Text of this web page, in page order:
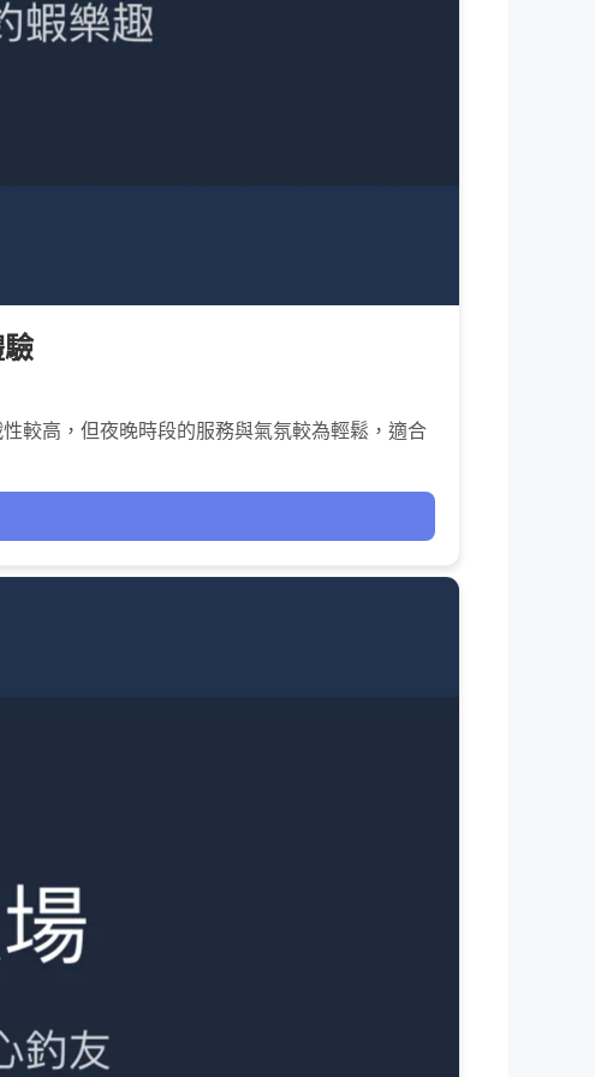
較高，但夜晚時段的服務與氣氛較為輕鬆，適合